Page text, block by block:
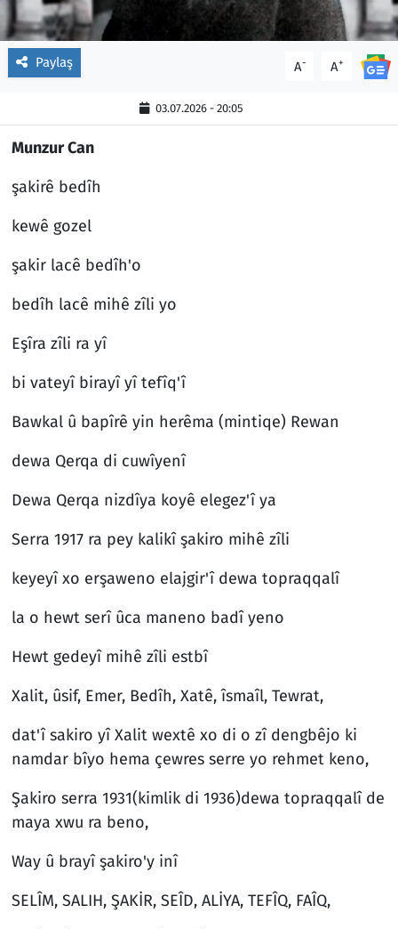
Paylaş A- A+
03.07.2026 - 20:05
Munzur Can
şakirê bedîh
kewê gozel
şakir lacê bedîh'o
bedîh lacê mihê zîli yo
Eşîra zîli ra yî
bi vateyî birayî yî tefîq'î
Bawkal û bapîrê yin herêma (mintiqe) Rewan
dewa Qerqa di cuwîyenî
Dewa Qerqa nizdîya koyê elegez'î ya
Serra 1917 ra pey kalikî şakiro mihê zîli
keyeyî xo erşaweno elajgir'î dewa topraqqalî
la o hewt serî ûca maneno badî yeno
Hewt gedeyî mihê zîli estbî
Xalit, ûsif, Emer, Bedîh, Xatê, îsmaîl, Tewrat,
dat'î sakiro yî Xalit wextê xo di o zî dengbêjo ki
namdar bîyo hema çewres serre yo rehmet keno,
Şakiro serra 1931(kimlik di 1936)dewa topraqqalî de
maya xwu ra beno,
Way û brayî şakiro'y inî
SELÎM, SALIH, ŞAKİR, SEÎD, ALİYA, TEFÎQ, FAÎQ,